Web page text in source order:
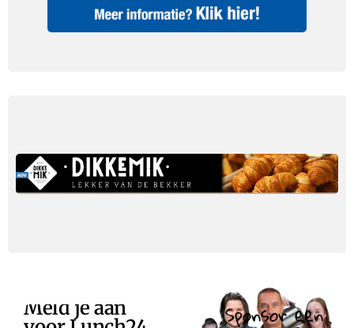
Meld je aan Sponsor een